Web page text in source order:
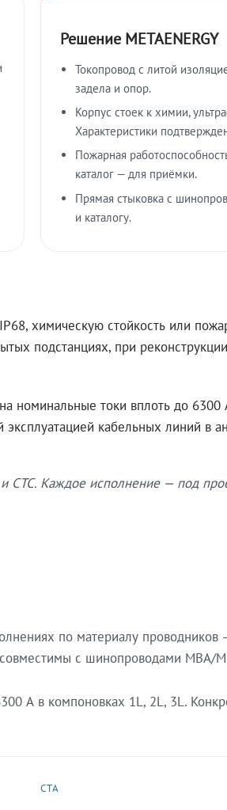
Решение METAENERGY
Токопровод с литой
задела и опор.
Корпус стоек к химии,
Характеристики
Пожарная
каталог — для приёмки.
Прямая стыковка с
и каталогу.
химическую стойкость или
подстанциях, при
номинальные токи вплоть до
кабельных линий в
СТС. Каждое исполнение — под
по материалу
совместимы с шинопроводами МВА/
А в компоновках 1L, 2L, 3L.
СТА